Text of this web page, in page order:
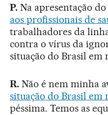
P. Na apresentação
aos profissionais de
trabalhadores da
contra o vírus da
situação do Brasil em
R. Não é nem minha
situação do Brasil em
péssima. Temos as